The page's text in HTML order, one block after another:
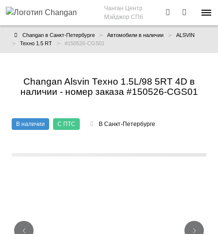
Чанган Центр
Мэйджор СПб
Changan в Санкт-Петербурге Автомобили в наличии
ALSVIN
Техно 1.5 RT
#150526-CGS01
Changan Alsvin Техно 1.5L/98 5RT 4D в
наличии - номер заказа #150526-CGS01
В наличии С ПТС В Санкт-Петербурге